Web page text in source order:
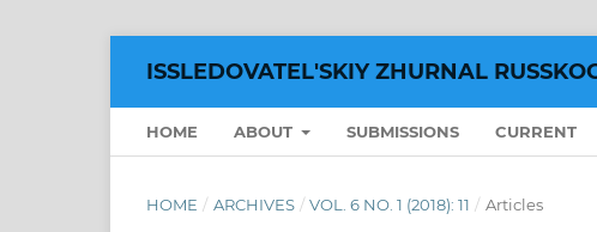
ISSLEDOVATEL'SKIY ZHURNAL
HOME ABOUT SUBMISSIONS CURRENT
HOME / ARCHIVES / VOL. 6 NO. 1 (2018): 11 / Articles